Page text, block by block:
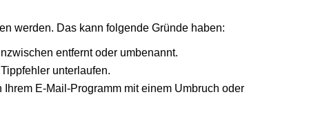
werden. Das kann folgende Gründe haben:
entfernt oder umbenannt.
unterlaufen.
E-Mail-Programm mit einem Umbruch oder